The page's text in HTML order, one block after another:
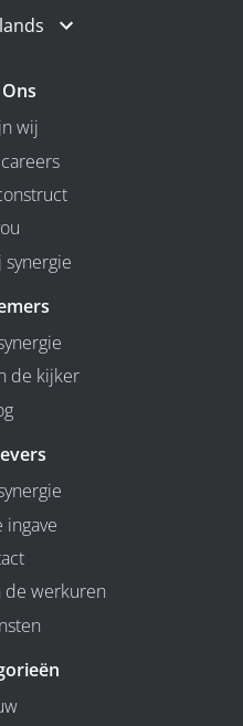
wij
de kijker
ingave
werkuren